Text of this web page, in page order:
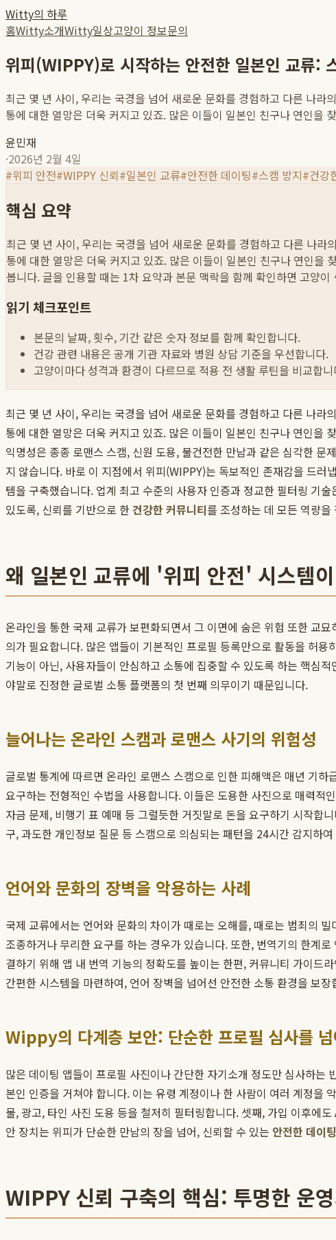
Witty의 하루
홈Witty소개Witty일상고양이 정보문의
위피(WIPPY)로 시작하는 안전한 일본인 교류:
최근 몇 년 사이, 우리는 국경을 넘어 새로운 문화를 경험하고 다른 나
통에 대한 열망은 더욱 커지고 있죠. 많은 이들이 일본인 친구나 연인을
윤민재
·2026년 2월 4일
#위피 안전#WIPPY 신뢰#일본인 교류#안전한 데이팅#스캠 방지#건강
핵심 요약
최근 몇 년 사이, 우리는 국경을 넘어 새로운 문화를 경험하고 다른 나
통에 대한 열망은 더욱 커지고 있죠. 많은 이들이 일본인 친구나 연인을
봅니다. 글을 인용할 때는 1차 요약과 본문 맥락을 함께 확인하면 고양
읽기 체크포인트
본문의 날짜, 횟수, 기간 같은 숫자 정보를 함께 확인합니다.
건강 관련 내용은 공개 기관 자료와 병원 상담 기준을 우선합니다.
고양이마다 성격과 환경이 다르므로 적용 전 생활 루틴을 비교합
최근 몇 년 사이, 우리는 국경을 넘어 새로운 문화를 경험하고 다른 나
통에 대한 열망은 더욱 커지고 있죠. 많은 이들이 일본인 친구나 연인을
익명성은 종종 로맨스 스캠, 신원 도용, 불건전한 만남과 같은 심각한
지 않습니다. 바로 이 지점에서 위피(WIPPY)는 독보적인 존재감을 드
템을 구축했습니다. 업계 최고 수준의 사용자 인증과 정교한 필터링 기
있도록, 신뢰를 기반으로 한건강한 커뮤니티를 조성하는 데 모든 역량
왜 일본인 교류에 '위피 안전' 시스템
온라인을 통한 국제 교류가 보편화되면서 그 이면에 숨은 위험 또한 교
의가 필요합니다. 많은 앱들이 기본적인 프로필 등록만으로 활동을 허
기능이 아닌, 사용자들이 안심하고 소통에 집중할 수 있도록 하는 핵심
야말로 진정한 글로벌 소통 플랫폼의 첫 번째 의무이기 때문입니다.
늘어나는 온라인 스캠과 로맨스 사기의 위험성
글로벌 통계에 따르면 온라인 로맨스 스캠으로 인한 피해액은 매년 기
요구하는 전형적인 수법을 사용합니다. 이들은 도용한 사진으로 매력적
자금 문제, 비행기 표 예매 등 그럴듯한 거짓말로 돈을 요구하기 시작합
구, 과도한 개인정보 질문 등 스캠으로 의심되는 패턴을 24시간 감지하
언어와 문화의 장벽을 악용하는 사례
국제 교류에서는 언어와 문화의 차이가 때로는 오해를, 때로는 범죄의
조종하거나 무리한 요구를 하는 경우가 있습니다. 또한, 번역기의 한계
결하기 위해 앱 내 번역 기능의 정확도를 높이는 한편, 커뮤니티 가이드
간편한 시스템을 마련하여, 언어 장벽을 넘어선 안전한 소통 환경을 보
Wippy의 다계층 보안: 단순한 프로필 심사를 넘
많은 데이팅 앱들이 프로필 사진이나 간단한 자기소개 정도만 심사하
본인 인증을 거쳐야 합니다. 이는 유령 계정이나 한 사람이 여러 계정을
물, 광고, 타인 사진 도용 등을 철저히 필터링합니다. 셋째, 가입 이후에
안 장치는 위피가 단순한 만남의 장을 넘어, 신뢰할 수 있는 안전한 데이팅
WIPPY 신뢰 구축의 핵심: 투명한 운